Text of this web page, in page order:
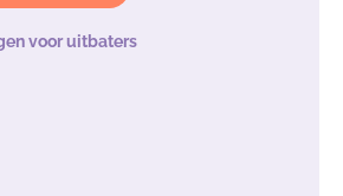
voor uitbaters